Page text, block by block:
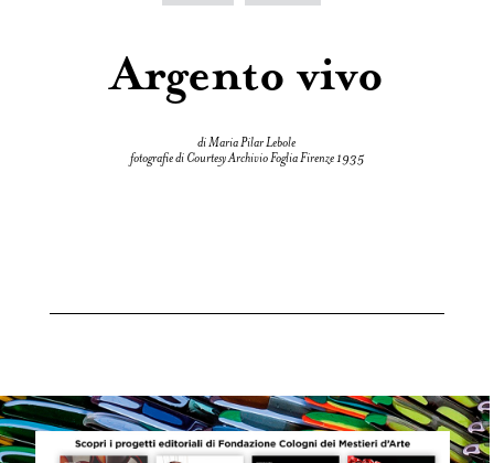
Argento vivo
di Maria Pilar Lebole
fotografie di Courtesy Archivio Foglia Firenze 1935